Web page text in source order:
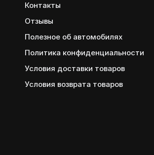
Контакты
Отзывы
Полезное об автомобилях
Политика конфиденциальности
Условия доставки товаров
Условия возврата товаров